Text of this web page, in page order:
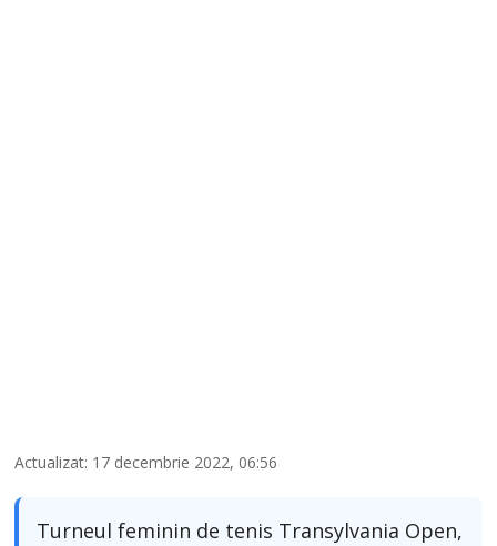
Actualizat: 17 decembrie 2022, 06:56
Turneul feminin de tenis Transylvania Open,